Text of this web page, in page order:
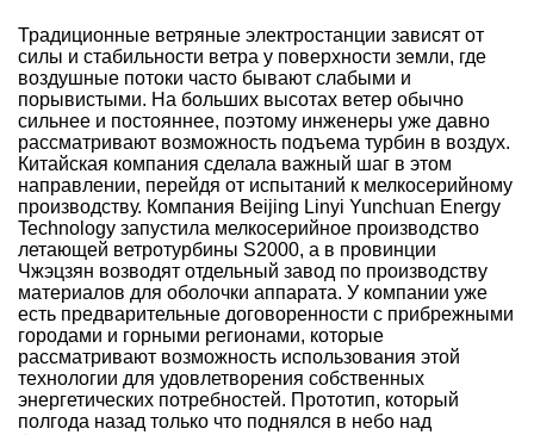
Традиционные ветряные электростанции зависят от
силы и стабильности ветра у поверхности земли, где
воздушные потоки часто бывают слабыми и
порывистыми. На больших высотах ветер обычно
сильнее и постояннее, поэтому инженеры уже давно
рассматривают возможность подъема турбин в воздух.
Китайская компания сделала важный шаг в этом
направлении, перейдя от испытаний к мелкосерийному
производству. Компания Beijing Linyi Yunchuan Energy
Technology запустила мелкосерийное производство
летающей ветротурбины S2000, а в провинции
Чжэцзян возводят отдельный завод по производству
материалов для оболочки аппарата. У компании уже
есть предварительные договоренности с прибрежными
городами и горными регионами, которые
рассматривают возможность использования этой
технологии для удовлетворения собственных
энергетических потребностей. Прототип, который
полгода назад только что поднялся в небо над